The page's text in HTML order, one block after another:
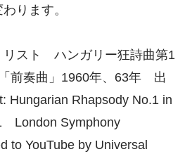
ります。
リスト ハンガリー狂詩曲第1
前奏曲」1960年、63年 出
Hungarian Rhapsody No.1 in
London Symphony
to YouTube by Universal